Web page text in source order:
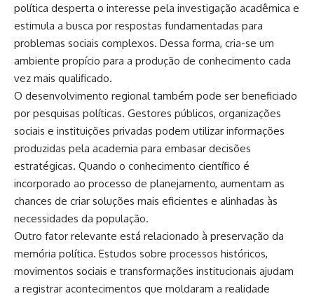
política desperta o interesse pela investigação acadêmica e
estimula a busca por respostas fundamentadas para
problemas sociais complexos. Dessa forma, cria-se um
ambiente propício para a produção de conhecimento cada
vez mais qualificado.
O desenvolvimento regional também pode ser beneficiado
por pesquisas políticas. Gestores públicos, organizações
sociais e instituições privadas podem utilizar informações
produzidas pela academia para embasar decisões
estratégicas. Quando o conhecimento científico é
incorporado ao processo de planejamento, aumentam as
chances de criar soluções mais eficientes e alinhadas às
necessidades da população.
Outro fator relevante está relacionado à preservação da
memória política. Estudos sobre processos históricos,
movimentos sociais e transformações institucionais ajudam
a registrar acontecimentos que moldaram a realidade